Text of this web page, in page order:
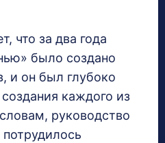
что за два года
было создано
и он был глубоко
каждого из
руководство